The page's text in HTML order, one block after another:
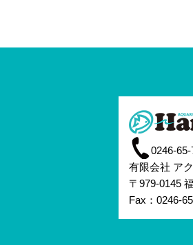
0246-
有限会社 ア
〒979-0145
Fax：0246-